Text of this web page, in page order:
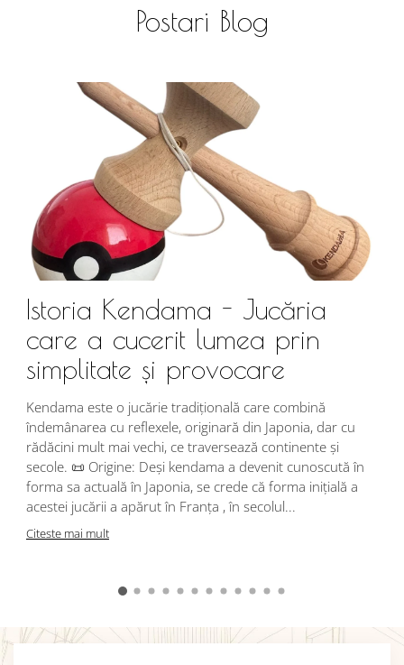
Postari Blog
Istoria Kendama - Jucăria
care a cucerit lumea prin
simplitate și provocare
Kendama este o jucărie tradițională care combină
îndemânarea cu reflexele, originară din Japonia, dar cu
rădăcini mult mai vechi, ce traversează continente și
secole. 📜 Origine: Deși kendama a devenit cunoscută în
forma sa actuală în Japonia, se crede că forma inițială a
acestei jucării a apărut în Franța , în secolul...
Citeste mai mult